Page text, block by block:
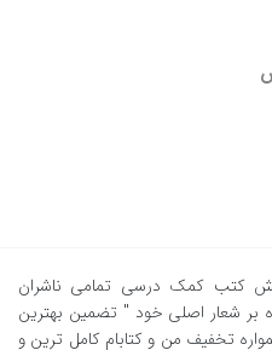
کتب کمک درسی تمامی ناشران
بر شعار اصلی خود " تضمین بهترین
تخفیف من و کتابام کامل ترین و